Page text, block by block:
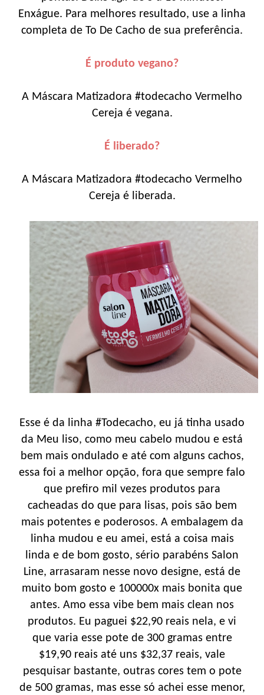
Enxágue. Para melhores resultado, use a linha
completa de To De Cacho de sua preferência.
É produto vegano?
A Máscara Matizadora #todecacho Vermelho
Cereja é vegana.
É liberado?
A Máscara Matizadora #todecacho Vermelho
Cereja é liberada.
Esse é da linha #Todecacho, eu já tinha usado
da Meu liso, como meu cabelo mudou e está
bem mais ondulado e até com alguns cachos,
essa foi a melhor opção, fora que sempre falo
que prefiro mil vezes produtos para
cacheadas do que para lisas, pois são bem
mais potentes e poderosos. A embalagem da
linha mudou e eu amei, está a coisa mais
linda e de bom gosto, sério parabéns Salon
Line, arrasaram nesse novo designe, está de
muito bom gosto e 100000x mais bonita que
antes. Amo essa vibe bem mais clean nos
produtos. Eu paguei $22,90 reais nela, e vi
que varia esse pote de 300 gramas entre
$19,90 reais até uns $32,37 reais, vale
pesquisar bastante, outras cores tem o pote
de 500 gramas, mas esse só achei esse menor,